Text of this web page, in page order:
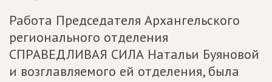
Работа Председателя Архангельского
регионального отделения
СПРАВЕДЛИВАЯ СИЛА Натальи Буяновой
и возглавляемого ей отделения, была